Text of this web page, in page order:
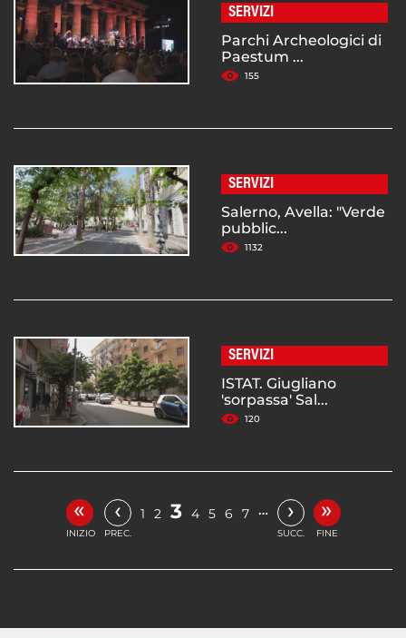
SERVIZI
Parchi Archeologici di
Paestum ...
155
SERVIZI
Salerno, Avella: "Verde
pubblic...
1132
SERVIZI
ISTAT. Giugliano
'sorpassa' Sal...
120
«
INIZIO
‹
PREC.
1 2 3 4 5 6 7 … ›
SUCC.
»
FINE